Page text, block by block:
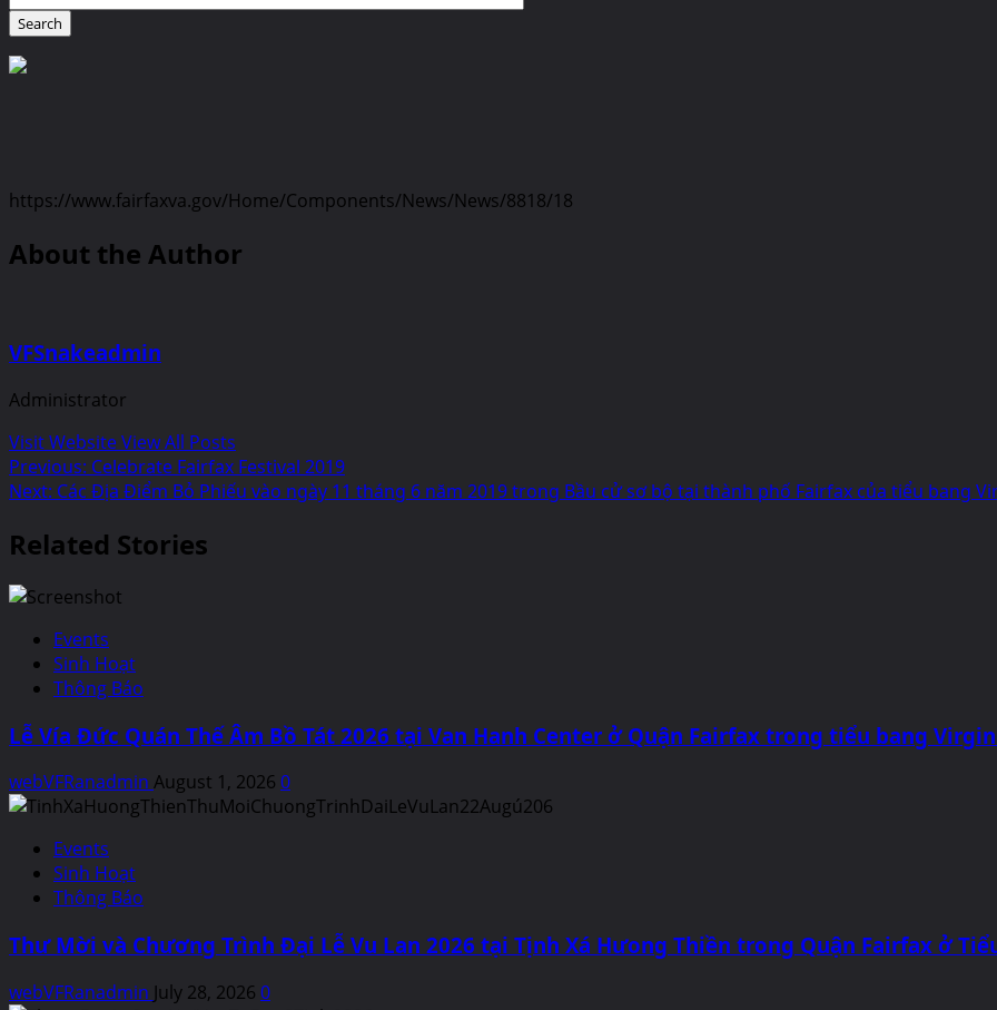
https://www.fairfaxva.gov/Home/Components/News/News/8818/18
About the Author
VFSnakeadmin
Administrator
Visit WebsiteView All Posts
Post
navigation
Previous: Celebrate Fairfax Festival 2019
Next: Các Địa Điểm Bỏ Phiếu vào ngày 11 tháng 6 năm 2019 trong Bầu cử sơ bộ tại thành phố Fairfax của tiểu bang
Related Stories
Events
Sinh Hoạt
Thông Báo
Lễ Vía Đức Quán Thế Âm Bồ Tát 2026 tại Van Hanh Center ở Quận Fairfax trong tiểu bang
webVFRanadmin August 1, 2026 0
Events
Sinh Hoạt
Thông Báo
Thư Mời và Chương Trình Đại Lễ Vu Lan 2026 tại Tịnh Xá Hưong Thiền trong Quận Fairfax ở
webVFRanadmin July 28, 2026 0